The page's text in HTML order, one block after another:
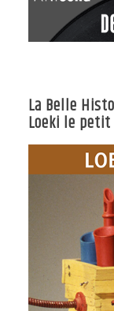
La Belle
Loeki le